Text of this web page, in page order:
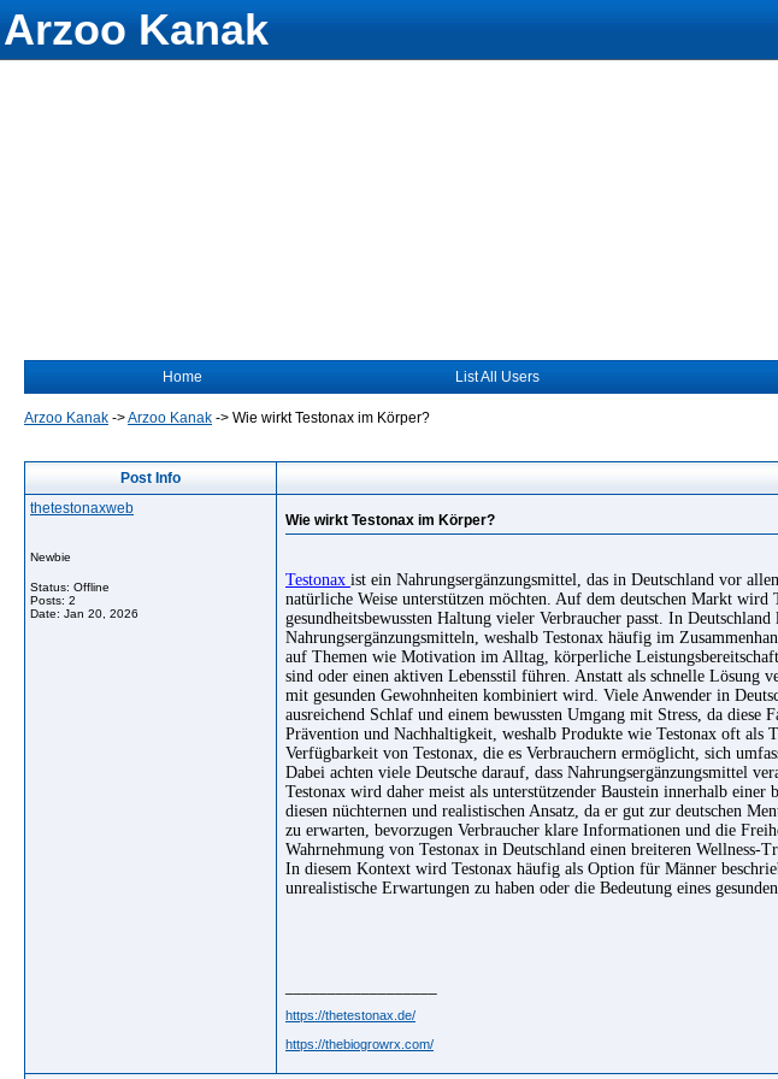
Arzoo Kanak
Home List All Users
Arzoo Kanak ->Arzoo Kanak -> Wie wirkt Testonax im Körper?
Post Info
thetestonaxweb
Newbie
Status: Offline
Posts: 2
Date: Jan 20, 2026
Wie wirkt Testonax im Körper?
Testonax ist ein Nahrungsergänzungsmittel, das in Deutschland vor
natürliche Weise unterstützen möchten. Auf dem deutschen Markt
gesundheitsbewussten Haltung vieler Verbraucher passt. In
Nahrungsergänzungsmitteln, weshalb Testonax häufig im
auf Themen wie Motivation im Alltag, körperliche
sind oder einen aktiven Lebensstil führen. Anstatt als schnelle Lösung
mit gesunden Gewohnheiten kombiniert wird. Viele Anwender in
ausreichend Schlaf und einem bewussten Umgang mit Stress, da
Prävention und Nachhaltigkeit, weshalb Produkte wie Testonax oft als
Verfügbarkeit von Testonax, die es Verbrauchern ermöglicht, sich
Dabei achten viele Deutsche darauf, dass Nahrungsergänzungsmittel
Testonax wird daher meist als unterstützender Baustein innerhalb
diesen nüchternen und realistischen Ansatz, da er gut zur deutschen
zu erwarten, bevorzugen Verbraucher klare Informationen und die
Wahrnehmung von Testonax in Deutschland einen breiteren
In diesem Kontext wird Testonax häufig als Option für Männer
unrealistische Erwartungen zu haben oder die Bedeutung eines
https://thetestonax.de/
https://thebiogrowrx.com/